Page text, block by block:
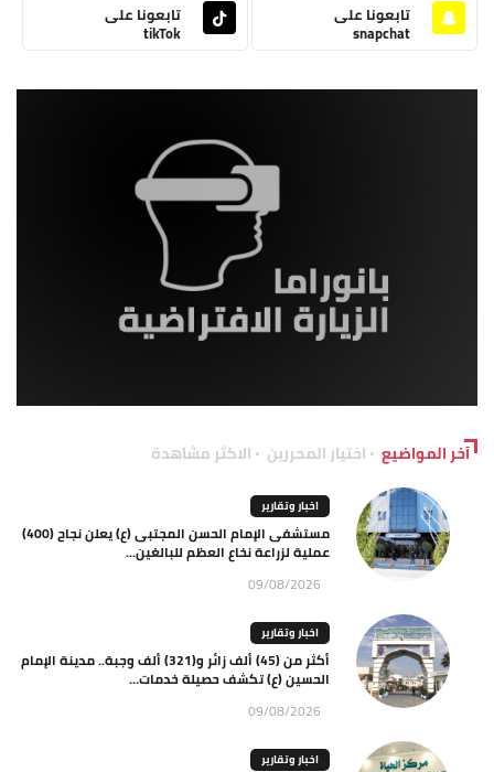
تابعونا على
snapchat
تابعونا على
tikTok
آخر المواضيع اختيار المحررين الاكثر مشاهدة
اخبار وتقارير
مستشفى الإمام الحسن المجتبى (ع) يعلن نجاح (400)
عملية لزراعة نخاع العظم للبالغين...
09/08/2026
اخبار وتقارير
أكثر من (45) ألف زائر و(321) ألف وجبة.. مدينة الإمام
الحسين (ع) تكشف حصيلة خدمات...
09/08/2026
اخبار وتقارير